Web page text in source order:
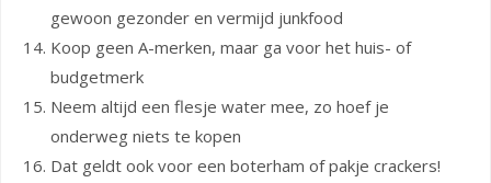
gewoon gezonder en vermijd junkfood
Koop geen A-merken, maar ga voor het huis- of
budgetmerk
Neem altijd een flesje water mee, zo hoef je
onderweg niets te kopen
Dat geldt ook voor een boterham of pakje crackers!